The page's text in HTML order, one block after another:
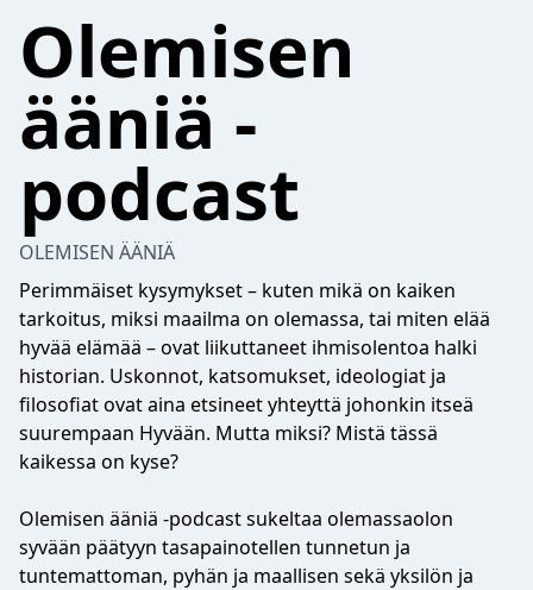
Olemisen
ääniä -
podcast
OLEMISEN ÄÄNIÄ
Perimmäiset kysymykset – kuten mikä on kaiken
tarkoitus, miksi maailma on olemassa, tai miten elää
hyvää elämää – ovat liikuttaneet ihmisolentoa halki
historian. Uskonnot, katsomukset, ideologiat ja
filosofiat ovat aina etsineet yhteyttä johonkin itseä
suurempaan Hyvään. Mutta miksi? Mistä tässä
kaikessa on kyse?
Olemisen ääniä -podcast sukeltaa olemassaolon
syvään päätyyn tasapainotellen tunnetun ja
tuntemattoman, pyhän ja maallisen sekä yksilön ja